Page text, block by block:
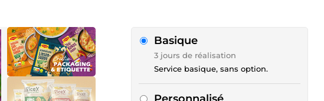
Basique
3 jours de réalisation
Service basique, sans option.